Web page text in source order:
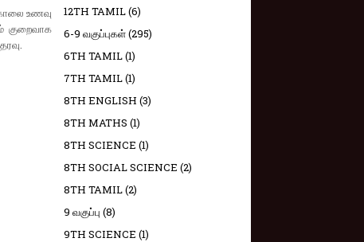
உணவு
குறைவாக
12TH TAMIL(6)
6-9 வகுப்புகள்(295)
6TH TAMIL(1)
7TH TAMIL(1)
8TH ENGLISH (3)
8TH MATHS (1)
8TH SCIENCE (1)
8TH SOCIAL SCIENCE (2)
8TH TAMIL(2)
9 வகுப்பு (8)
9TH SCIENCE (1)